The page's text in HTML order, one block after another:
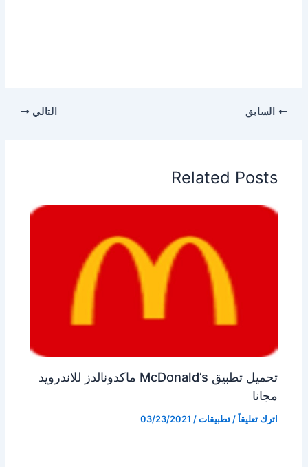
السابق التالي
Related Posts
تحميل تطبيق McDonald’s ماكدونالدز للاندرويد
مجانا
اترك تعليقاً /تطبيقات /
03/23/2021